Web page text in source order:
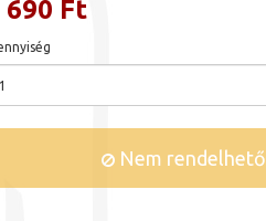
690 Ft
Nem rendelhető